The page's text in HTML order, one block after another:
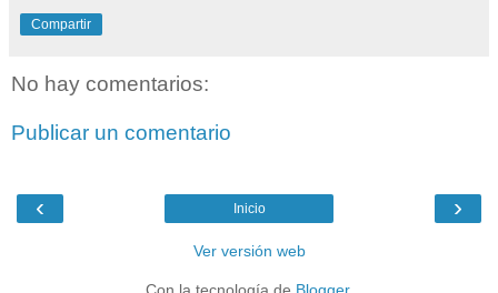
Compartir
No hay comentarios:
Publicar un comentario
‹ ›
Inicio
Ver versión web